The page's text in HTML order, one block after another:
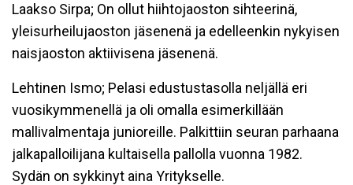
Laakso Sirpa; On ollut hiihtojaoston sihteerinä,
yleisurheilujaoston jäsenenä ja edelleenkin nykyisen
naisjaoston aktiivisena jäsenenä.
Lehtinen Ismo; Pelasi edustustasolla neljällä eri
vuosikymmenellä ja oli omalla esimerkillään
mallivalmentaja junioreille. Palkittiin seuran parhaana
jalkapalloilijana kultaisella pallolla vuonna 1982.
Sydän on sykkinyt aina Yritykselle.